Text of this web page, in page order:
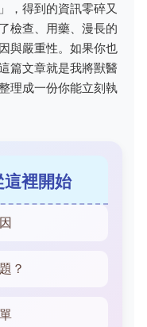
，得到的資訊零碎又
檢查、用藥、漫長的
與嚴重性。如果你也
篇文章就是我將獸醫
理成一份你能立刻執
裡開始
？